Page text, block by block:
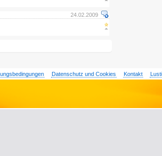
24.02.2009
Datenschutz und Cookies Kontakt